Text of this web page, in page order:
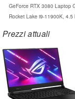
GeForce RTX 3080 Laptop
Rocket Lake i9-11900K, 4.5
Prezzi attuali